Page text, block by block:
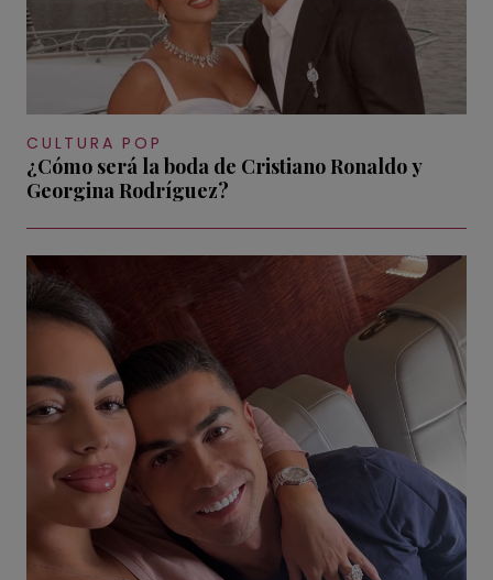
CULTURA POP
¿Cómo será la boda de Cristiano Ronaldo y
Georgina Rodríguez?